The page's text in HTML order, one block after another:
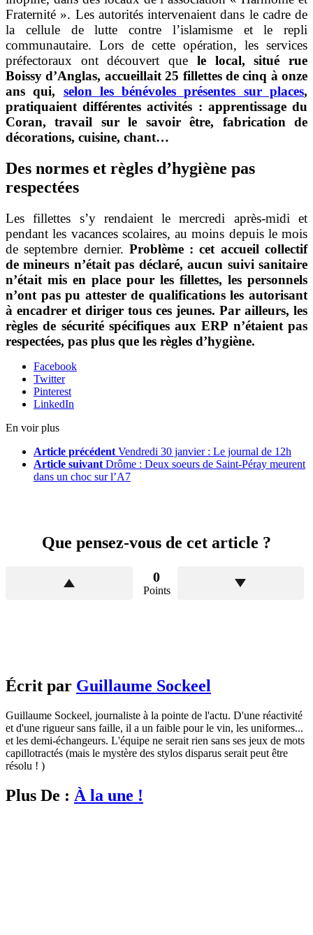
Fraternité ». Les autorités intervenaient dans le cadre de
la cellule de lutte contre l’islamisme et le repli
communautaire. Lors de cette opération, les services
préfectoraux ont découvert que le local, situé rue
Boissy d’Anglas, accueillait 25 fillettes de cinq à onze
ans qui, selon les bénévoles présentes sur places,
pratiquaient différentes activités : apprentissage du
Coran, travail sur le savoir être, fabrication de
décorations, cuisine, chant…
Des normes et règles d’hygiène pas
respectées
Les fillettes s’y rendaient le mercredi après-midi et
pendant les vacances scolaires, au moins depuis le mois
de septembre dernier. Problème : cet accueil collectif
de mineurs n’était pas déclaré, aucun suivi sanitaire
n’était mis en place pour les fillettes, les personnels
n’ont pas pu attester de qualifications les autorisant
à encadrer et diriger tous ces jeunes. Par ailleurs, les
règles de sécurité spécifiques aux ERP n’étaient pas
respectées, pas plus que les règles d’hygiène.
Facebook
Twitter
Pinterest
LinkedIn
En voir plus
Article précédent Vendredi 30 janvier : Le journal de 12h
Article suivant Drôme : Deux soeurs de Saint-Péray meurent
dans un choc sur l’A7
Que pensez-vous de cet article ?
0
Points
Écrit par Guillaume Sockeel
Guillaume Sockeel, journaliste à la pointe de l'actu. D'une réactivité
et d'une rigueur sans faille, il a un faible pour le vin, les uniformes...
et les demi-échangeurs. L'équipe ne serait rien sans ses jeux de mots
capillotractés (mais le mystère des stylos disparus serait peut être
résolu ! )
Plus De : À la une !